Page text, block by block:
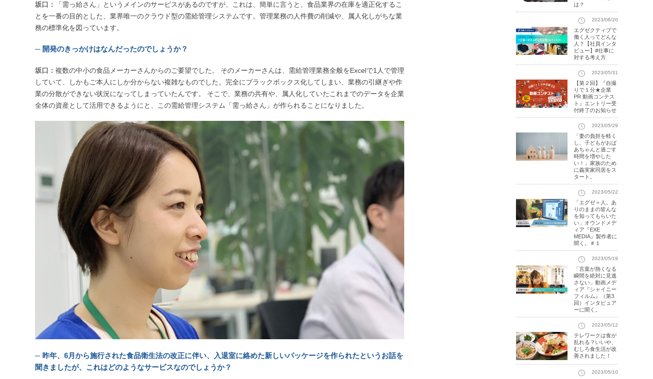
坂口：
「需っ給さん」というメインのサービスがあるのですが、これは、簡単に言うと、食品業界の在庫を適正化するこ
とを一番の目的とした、業界唯一のクラウド型の需給管理システムです。管理業務の人件費の削減や、属人化しがちな業
務の標準化を図っています。
─ 開発のきっかけはなんだったのでしょうか？
坂口： 複数の中小の食品メーカーさんからのご要望でした。 そのメーカーさんは、需給管理業務全般をExcelで1人で管理
していて、しかもご本人にしか分からない複雑なものでした。完全にブラックボックス化してしまい、業務の引継ぎや作
業の分散ができない状況になってしまっていたんです。 そこで、業務の共有や、属人化していたこれまでのデータを企業
全体の資産として活用できるようにと、この需給管理システム「需っ給さん」が作られることになりました。
─ 昨年、6月から施行された食品衛生法の改正に伴い、入退室に絡めた新しいパッケージを作られたというお話を
聞きましたが、これはどのようなサービスなのでしょうか？
は？
2023/06/20
エグゼクティブで
働く人ってどんな
人？【社員インタ
ビュー】#仕事に
対する考え方
2023/05/31
【第２回】『自撮
りで１分★企業
PR 動画コンテス
ト』エントリー受
付終了のお知らせ
2023/05/29
「妻の負担を軽く
し、子どもがおば
あちゃんと過ごす
時間を増やした
い！」家族のため
に義実家同居をス
タート。
2023/05/22
「エグゼ＝人。あ
りのままの皆んな
を知ってもらいた
い」オウンドメデ
ィア『EXE
MEDIA』製作者に
聞く。＃１
2023/05/19
「言葉が熱くなる
瞬間を絶対に見逃
さない」動画メデ
ィア『シャイニー
フィルム』（第3
回）インタビュア
ーに聞く。
2023/05/12
テレワークは食が
乱れる？いいや、
むしろ食生活が改
善されました！
2023/05/10